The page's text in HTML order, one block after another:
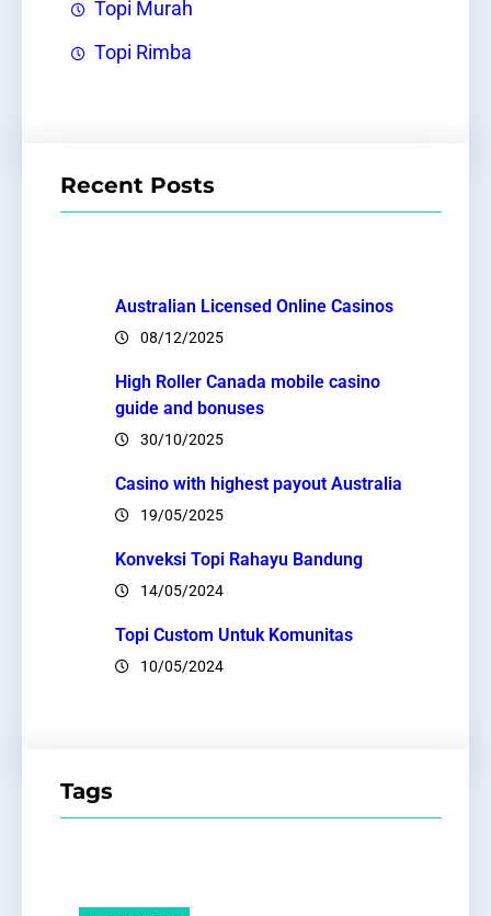
Topi Murah
Topi Rimba
Recent Posts
Australian Licensed Online Casinos
08/12/2025
High Roller Canada mobile casino
guide and bonuses
30/10/2025
Casino with highest payout Australia
19/05/2025
Konveksi Topi Rahayu Bandung
14/05/2024
Topi Custom Untuk Komunitas
10/05/2024
Tags